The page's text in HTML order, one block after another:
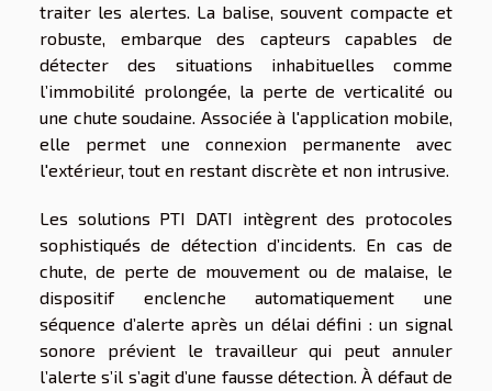
traiter les alertes. La balise, souvent compacte et
robuste, embarque des capteurs capables de
détecter des situations inhabituelles comme
l’immobilité prolongée, la perte de verticalité ou
une chute soudaine. Associée à l'application mobile,
elle permet une connexion permanente avec
l'extérieur, tout en restant discrète et non intrusive.
Les solutions PTI DATI intègrent des protocoles
sophistiqués de détection d’incidents. En cas de
chute, de perte de mouvement ou de malaise, le
dispositif enclenche automatiquement une
séquence d’alerte après un délai défini : un signal
sonore prévient le travailleur qui peut annuler
l’alerte s’il s’agit d’une fausse détection. À défaut de